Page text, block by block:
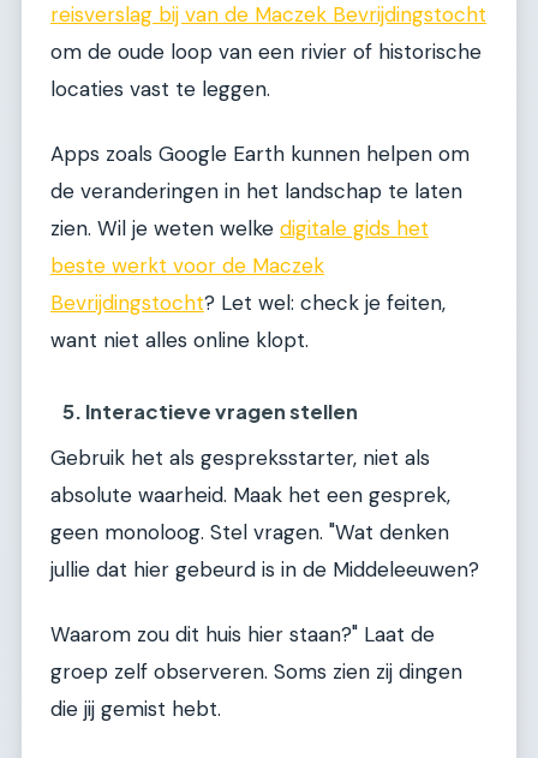
reisverslag bij van de Maczek Bevrijdingstocht
om de oude loop van een rivier of historische
locaties vast te leggen.
Apps zoals Google Earth kunnen helpen om
de veranderingen in het landschap te laten
zien. Wil je weten welke digitale gids het
beste werkt voor de Maczek
Bevrijdingstocht? Let wel: check je feiten,
want niet alles online klopt.
5. Interactieve vragen stellen
Gebruik het als gespreksstarter, niet als
absolute waarheid. Maak het een gesprek,
geen monoloog. Stel vragen. "Wat denken
jullie dat hier gebeurd is in de Middeleeuwen?
Waarom zou dit huis hier staan?" Laat de
groep zelf observeren. Soms zien zij dingen
die jij gemist hebt.